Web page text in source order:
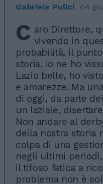
Gabriele Pulici 04
C aro Direttore,
vivendo in
probabilità, il
storia. Io ne ho
Lazio belle, ho
e amarezze. Ma
di oggi, da parte
un laziale,
Non andare al
della nostra storia
colpa di una
negli ultimi
il tifoso fatica a
problema non è